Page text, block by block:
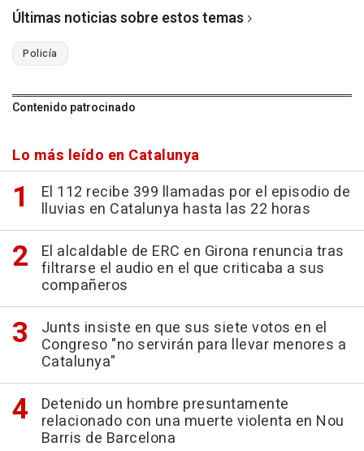
Últimas noticias sobre estos temas
Policía
Contenido patrocinado
Lo más leído en Catalunya
El 112 recibe 399 llamadas por el episodio de
lluvias en Catalunya hasta las 22 horas
El alcaldable de ERC en Girona renuncia tras
filtrarse el audio en el que criticaba a sus
compañeros
Junts insiste en que sus siete votos en el
Congreso "no servirán para llevar menores a
Catalunya"
Detenido un hombre presuntamente
relacionado con una muerte violenta en Nou
Barris de Barcelona